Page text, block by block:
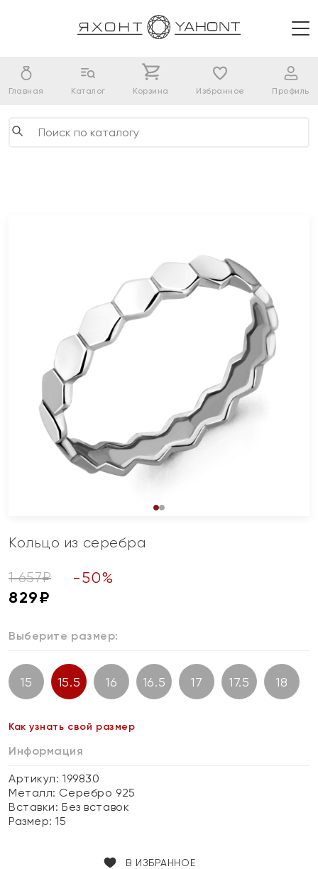
Главная Каталог Корзина Избранное Профиль
Кольцо из серебра
1 657₽ -50%
829₽
Выберите размер:
15 15.5 16 16.5 17 17.5 18
Как узнать свой размер
Информация
Артикул: 199830
Металл: Серебро 925
Вставки:Без вставок
Размер:15
В ИЗБРАННОЕ